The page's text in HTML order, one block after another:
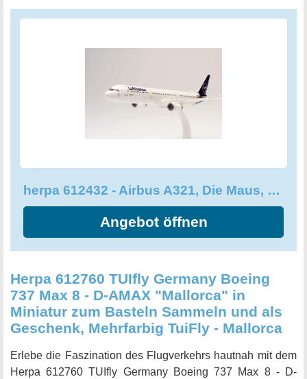
Lufthansa Doppeldecker Modellflugzeug ist mit dem neu
späten 1990er Jahren von der Sendung mit der Maus
vorgestellt und kurz darauf von Lufthansa in Auftrag
gegeben wurde. Das Modell besteht aus robustem
ist. Es ist ein stabiles und hochwertiges Sammelobjekt, das
eindrucksvollen Kunststoffmodell. Der Airbus A321 "Die
Maus" Lufthansa Doppeldecker ist ein Muss für alle
Flugzeug- und Modellbau-Enthusiasten.
herpa 612432 - Airbus A321, Die Maus, Lufthansa Doppeldecker
Angebot öffnen
Herpa 612760 TUIfly Germany Boeing
737 Max 8 - D-AMAX "Mallorca" in
Miniatur zum Basteln Sammeln und als
Geschenk, Mehrfarbig TuiFly - Mallorca
Erlebe die Faszination des Flugverkehrs hautnah mit dem
Herpa 612760 TUIfly Germany Boeing 737 Max 8 - D-